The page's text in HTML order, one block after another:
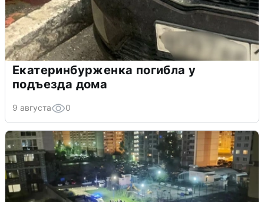
Екатеринбурженка погибла у
подъезда дома
9 августа 0